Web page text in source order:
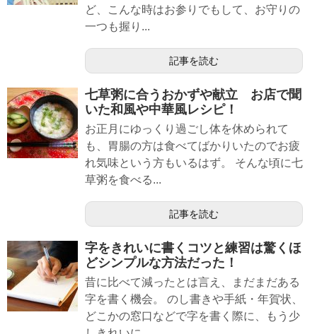
ど、こんな時はお参りでもして、お守りの
一つも握り...
記事を読む
七草粥に合うおかずや献立 お店で聞
いた和風や中華風レシピ！
お正月にゆっくり過ごし体を休められて
も、胃腸の方は食べてばかりいたのでお疲
れ気味という方もいるはず。 そんな頃に七
草粥を食べる...
記事を読む
字をきれいに書くコツと練習は驚くほ
どシンプルな方法だった！
昔に比べて減ったとは言え、まだまだある
字を書く機会。 のし書きや手紙・年賀状、
どこかの窓口などで字を書く際に、もう少